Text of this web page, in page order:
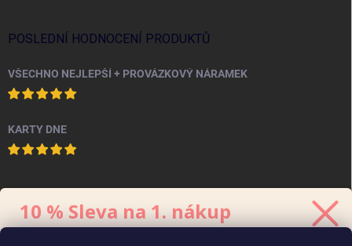
POSLEDNÍ HODNOCENÍ PRODUKTŮ
VŠECHNO NEJLEPŠÍ + PROVÁZKOVÝ NÁRAMEK
KARTY DNE
PINTEREST
10 % Sleva na 1. nákup